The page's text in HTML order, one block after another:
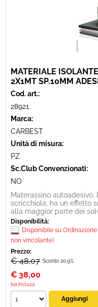
MATERIALE
2X1MT SP.10MM
Cod. art.:
28921
Marca:
CARBEST
Unità di misura:
PZ
Sc.Club Convenzionati:
NO
Materassino
scricchiola, ha un effetto
alla maggior parte dei
Disponibilità:
Disponibile su
non vincolante)
Prezzo:
€ 48,07 Sconto 20.9%
€ 38,00
Iva inclusa